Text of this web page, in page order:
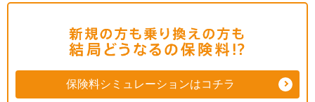
保険料シミュレーションはコチラ